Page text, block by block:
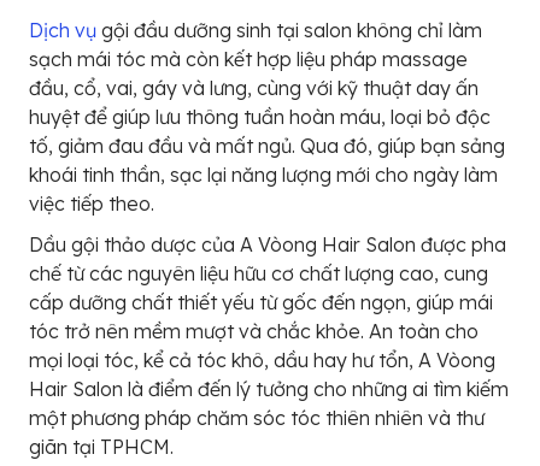
Dịch vụ gội đầu dưỡng sinh tại salon không chỉ làm
sạch mái tóc mà còn kết hợp liệu pháp massage
đầu, cổ, vai, gáy và lưng, cùng với kỹ thuật day ấn
huyệt để giúp lưu thông tuần hoàn máu, loại bỏ độc
tố, giảm đau đầu và mất ngủ. Qua đó, giúp bạn sảng
khoái tinh thần, sạc lại năng lượng mới cho ngày làm
việc tiếp theo.
Dầu gội thảo dược của A Vòong Hair Salon được pha
chế từ các nguyên liệu hữu cơ chất lượng cao, cung
cấp dưỡng chất thiết yếu từ gốc đến ngọn, giúp mái
tóc trở nên mềm mượt và chắc khỏe. An toàn cho
mọi loại tóc, kể cả tóc khô, dầu hay hư tổn, A Vòong
Hair Salon là điểm đến lý tưởng cho những ai tìm kiếm
một phương pháp chăm sóc tóc thiên nhiên và thư
giãn tại TPHCM.